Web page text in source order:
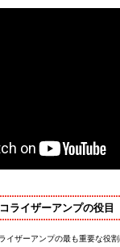
ライザーアンプの役目
イザーアンプの最も重要な役